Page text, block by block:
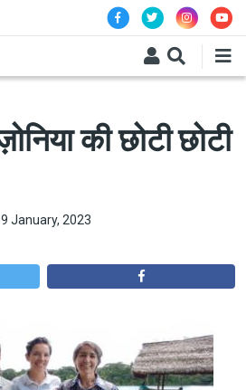
की छोटी छोटी
January, 2023